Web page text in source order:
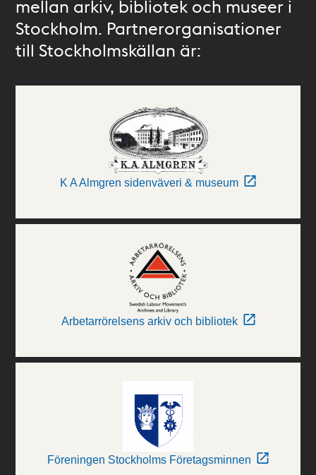
mellan arkiv, bibliotek och museer i
Stockholm. Partnerorganisationer
till Stockholmskällan är:
K A Almgren sidenväveri & museum
Arbetarrörelsens arkiv och bibliotek
Föreningen Stockholms Företagsminnen